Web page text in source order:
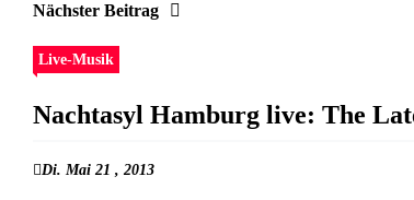
Nächster Beitrag
Live-Musik
Nachtasyl Hamburg live: The
Di. Mai 21 , 2013